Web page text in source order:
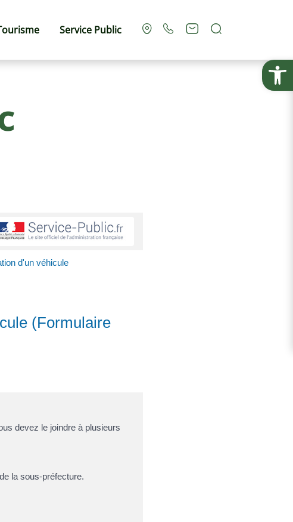
Ouvrir
Service Public
d'un véhicule
(Formulaire
devez le joindre à plusieurs
la sous-préfecture.